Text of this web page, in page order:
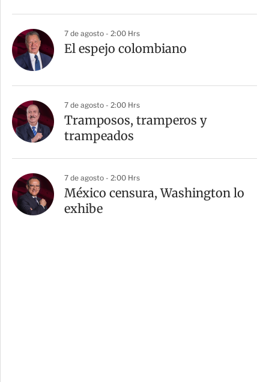
7 de agosto - 2:00 Hrs
El espejo colombiano
7 de agosto - 2:00 Hrs
Tramposos, tramperos y
trampeados
7 de agosto - 2:00 Hrs
México censura, Washington lo
exhibe